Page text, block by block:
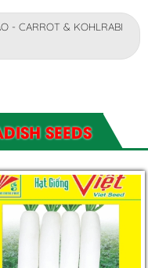
- CARROT & KOHLRABI
SEEDS